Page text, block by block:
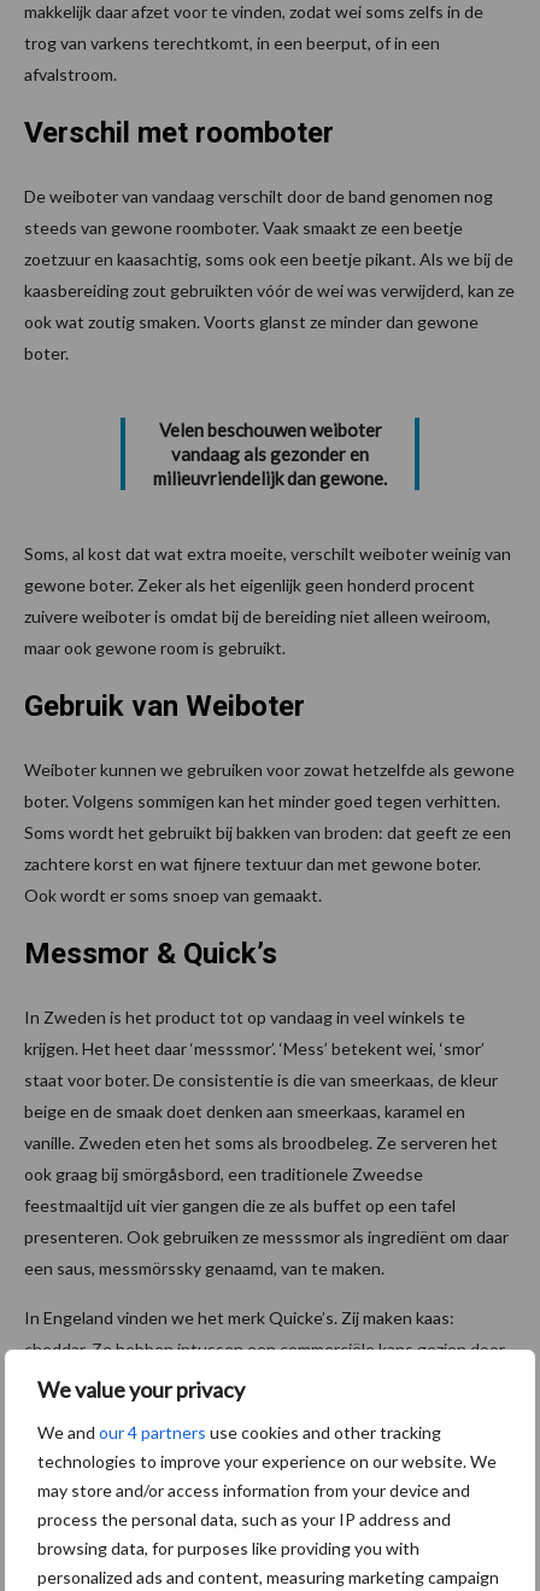
We value your privacy
We and our 4 partners use cookies and other tracking
technologies to improve your experience on our website. We
may store and/or access information from your device and
process the personal data, such as your IP address and
browsing data, for purposes like providing you with
personalized ads and content, measuring marketing campaign
makkelijk daar afzet voor te vinden, zodat wei soms zelfs in de
trog van varkens terechtkomt, in een beerput, of in een
afvalstroom.
Verschil met roomboter
De weiboter van vandaag verschilt door de band genomen nog
steeds van gewone roomboter. Vaak smaakt ze een beetje
zoetzuur en kaasachtig, soms ook een beetje pikant. Als we bij de
kaasbereiding zout gebruikten vóór de wei was verwijderd, kan ze
ook wat zoutig smaken. Voorts glanst ze minder dan gewone
boter.
Velen beschouwen weiboter
vandaag als gezonder en
milieuvriendelijk dan gewone.
Soms, al kost dat wat extra moeite, verschilt weiboter weinig van
gewone boter. Zeker als het eigenlijk geen honderd procent
zuivere weiboter is omdat bij de bereiding niet alleen weiroom,
maar ook gewone room is gebruikt.
Gebruik van Weiboter
Weiboter kunnen we gebruiken voor zowat hetzelfde als gewone
boter. Volgens sommigen kan het minder goed tegen verhitten.
Soms wordt het gebruikt bij bakken van broden: dat geeft ze een
zachtere korst en wat fijnere textuur dan met gewone boter.
Ook wordt er soms snoep van gemaakt.
Messmor & Quick’s
In Zweden is het product tot op vandaag in veel winkels te
krijgen. Het heet daar ‘messsmor’. ‘Mess’ betekent wei, ‘smor’
staat voor boter. De consistentie is die van smeerkaas, de kleur
beige en de smaak doet denken aan smeerkaas, karamel en
vanille. Zweden eten het soms als broodbeleg. Ze serveren het
ook graag bij smörgåsbord, een traditionele Zweedse
feestmaaltijd uit vier gangen die ze als buffet op een tafel
presenteren. Ook gebruiken ze messsmor als ingrediënt om daar
een saus, messmörssky genaamd, van te maken.
In Engeland vinden we het merk Quicke’s. Zij maken kaas:
cheddar. Ze hebben intussen een commerciële kans gezien door
van hun wei weiboter te maken – als ze die produceren,
deels met de hand. Ze is erkend door de Slow Food Movement,
een beweging die zich afzet tegen de industriële productie van
voedsel, en vooral tegen fast food. De Slow Food Movement
past in dat concept.